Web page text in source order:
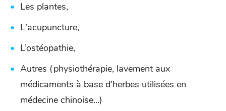
Les plantes,
L'acupuncture,
L’ostéopathie,
Autres (physiothérapie, lavement aux
médicaments à base d'herbes utilisées en
médecine chinoise...)